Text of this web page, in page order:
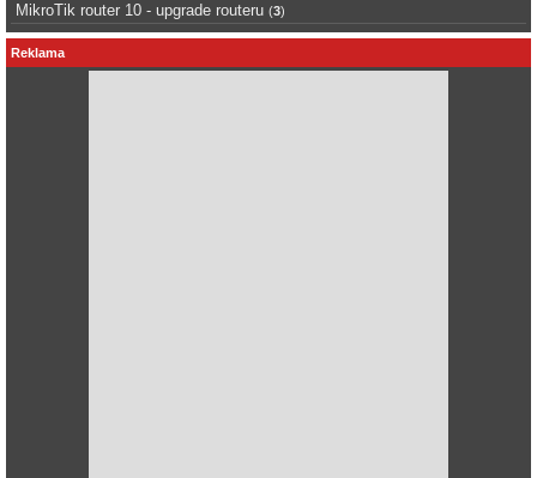
MikroTik router 10 - upgrade routeru (3)
Reklama